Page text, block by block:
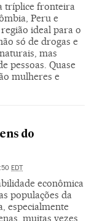
tríplice fronteira
Peru e
ideal para o
só de drogas e
mas
pessoas. Quase
mulheres e
do
EDT
econômica
populações da
especialmente
muitas vezes